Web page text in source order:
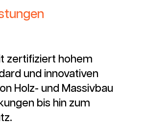
zertifiziert hohem
und innovativen
Holz- und Massivbau
bis hin zum